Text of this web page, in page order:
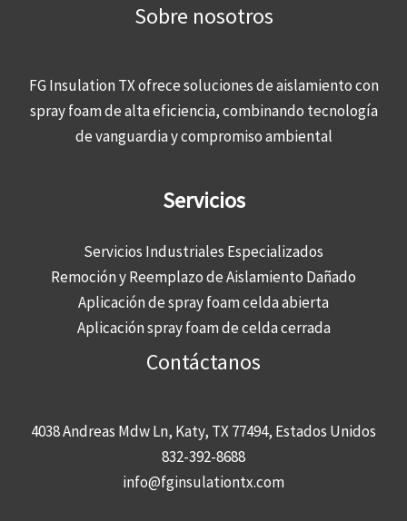
Sobre nosotros
FG Insulation TX ofrece soluciones de aislamiento con
spray foam de alta eficiencia, combinando tecnología
de vanguardia y compromiso ambiental
Servicios
Servicios Industriales Especializados
Remoción y Reemplazo de Aislamiento Dañado
Aplicación de spray foam celda abierta
Aplicación spray foam de celda cerrada
Contáctanos
4038 Andreas Mdw Ln, Katy, TX 77494, Estados Unidos
832-392-8688
info@fginsulationtx.com